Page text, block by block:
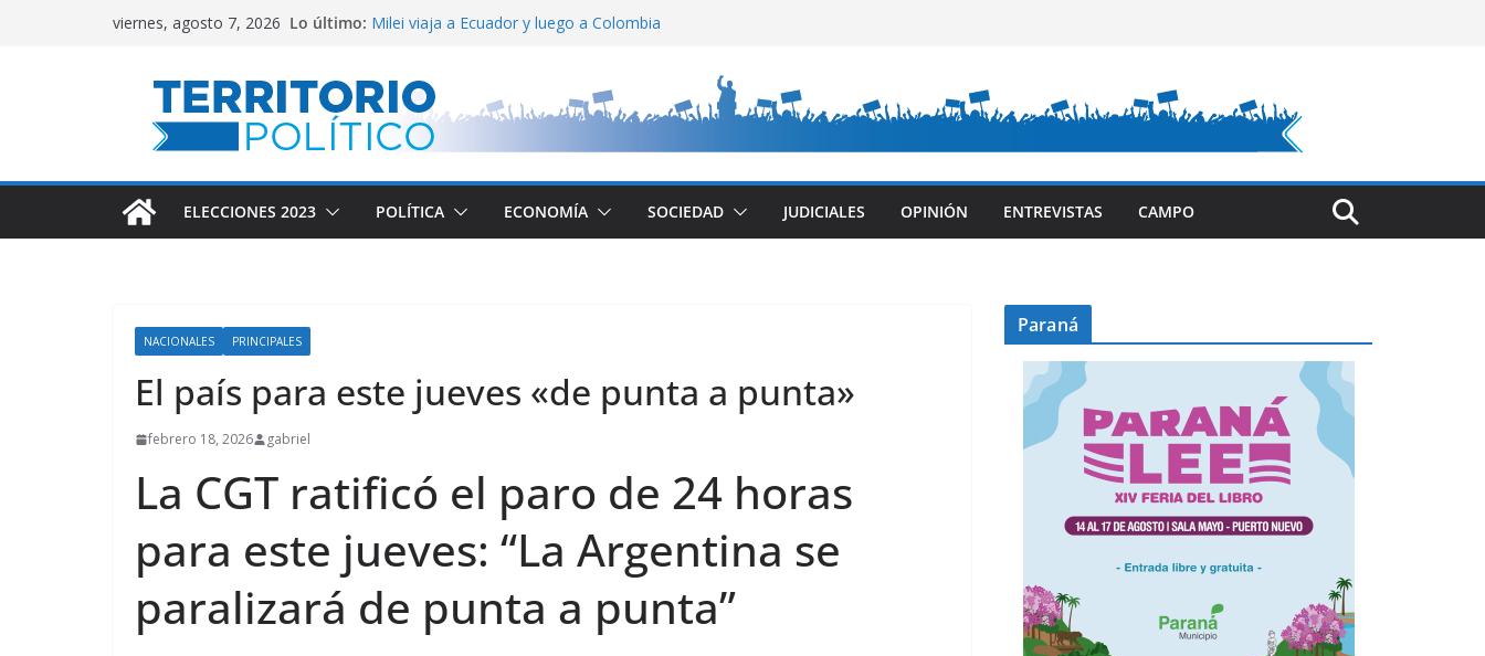
viernes, agosto 7, 2026 Lo último: Milei viaja a Ecuador y luego a Colombia
Reservas del Central: gran aumento
Conflicto por Vaca Muerta
ELECCIONES 2023 POLÍTICA ECONOMÍA SOCIEDAD JUDICIALES OPINIÓN ENTREVISTAS CAMPO
NACIONALES PRINCIPALES
El país para este jueves «de punta a punta»
febrero 18, 2026 gabriel
La CGT ratificó el paro de 24 horas
para este jueves: “La Argentina se
paralizará de punta a punta”
Paraná